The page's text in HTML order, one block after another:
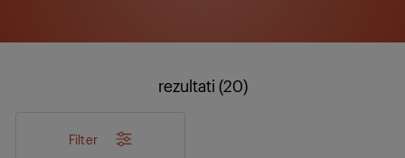
rezultati (20)
Filter